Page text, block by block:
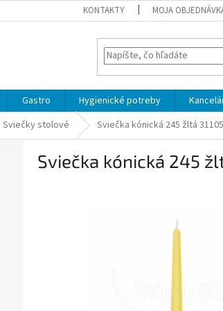
KONTAKTY MOJA
Gastro Hygienické potreby
Sviečky stolové Sviečka kónická 245 žltá 31105
Sviečka kónická 245